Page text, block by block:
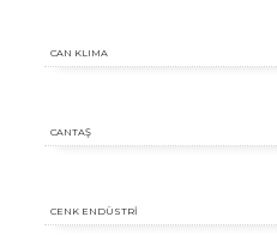
CAN KLIMA
CANTAŞ
CENK ENDÜSTRİ